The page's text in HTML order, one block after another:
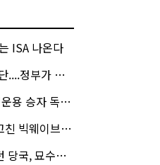
ISA 나온다
누르기' 방지법
익 미래에셋의 6배
보틱스, 수요예측
다호가부담금?